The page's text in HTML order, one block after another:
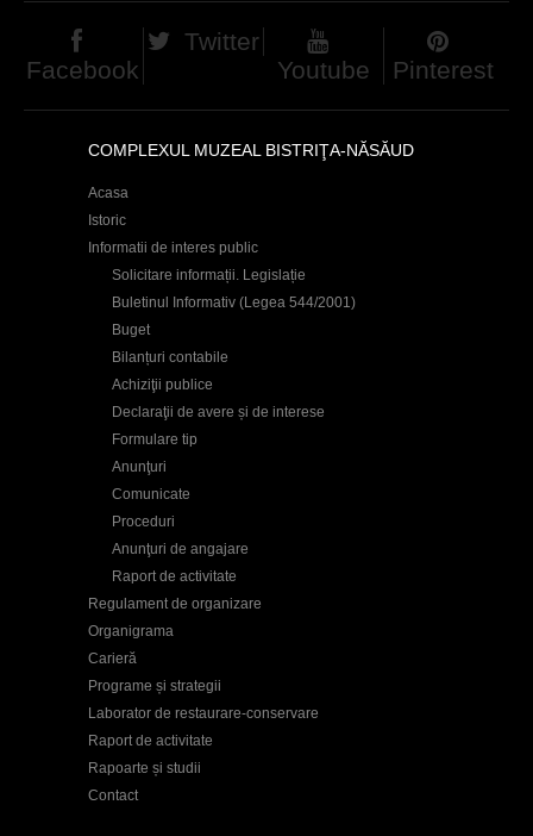
Facebook
Twitter
Youtube
Pinterest
COMPLEXUL MUZEAL BISTRIŢA-NĂSĂUD
Acasa
Istoric
Informatii de interes public
Solicitare informații. Legislație
Buletinul Informativ (Legea 544/2001)
Buget
Bilanțuri contabile
Achiziţii publice
Declaraţii de avere și de interese
Formulare tip
Anunţuri
Comunicate
Proceduri
Anunţuri de angajare
Raport de activitate
Regulament de organizare
Organigrama
Carieră
Programe și strategii
Laborator de restaurare-conservare
Raport de activitate
Rapoarte și studii
Contact